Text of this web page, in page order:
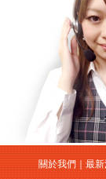
關於我們 最新